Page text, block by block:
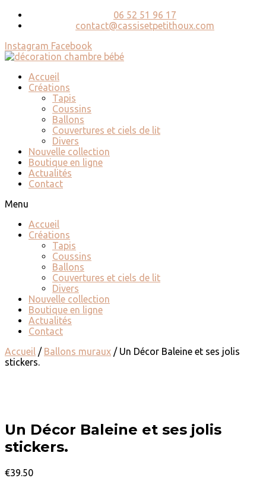
06 52 51 96 17
contact@cassisetpetithoux.com
Instagram Facebook
Accueil
Créations
Tapis
Coussins
Ballons
Couvertures et ciels de lit
Divers
Nouvelle collection
Boutique en ligne
Actualités
Contact
Menu
Accueil
Créations
Tapis
Coussins
Ballons
Couvertures et ciels de lit
Divers
Nouvelle collection
Boutique en ligne
Actualités
Contact
Accueil / Ballons muraux / Un Décor Baleine et ses jolis
stickers.
Un Décor Baleine et ses jolis
stickers.
€39.50